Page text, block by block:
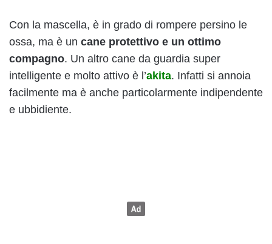
Con la mascella, è in grado di rompere persino le
ossa, ma è un cane protettivo e un ottimo
compagno. Un altro cane da guardia super
intelligente e molto attivo è l’akita. Infatti si annoia
facilmente ma è anche particolarmente indipendente
e ubbidiente.